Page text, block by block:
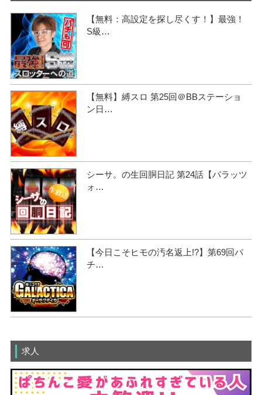
【無料：高設定を探し尽くす！】最強！
S級…
【無料】縛スロ 第25回＠BBステーショ
ン日…
シーサ。の生回胴日記 第24話【パラッツ
ォ…
【今日こそヒモの汚名返上!?】第69回パ
チ…
求人